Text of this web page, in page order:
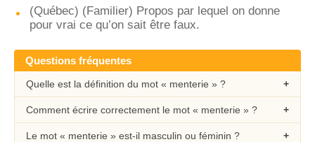
(Québec) (Familier) Propos par lequel on donne
pour vrai ce qu’on sait être faux.
Questions fréquentes
Quelle est la définition du mot « menterie » ?
Comment écrire correctement le mot « menterie » ?
Le mot « menterie » est-il masculin ou féminin ?